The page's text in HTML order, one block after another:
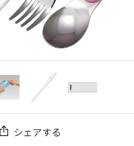
シェアする